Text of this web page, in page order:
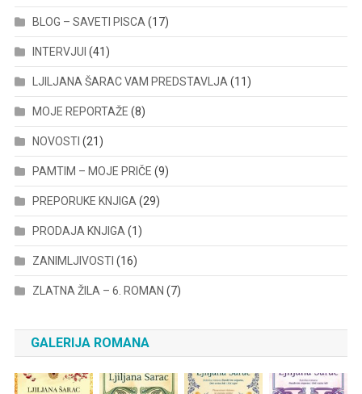
BLOG – SAVETI PISCA (17)
INTERVJUI (41)
LJILJANA ŠARAC VAM PREDSTAVLJA (11)
MOJE REPORTAŽE (8)
NOVOSTI (21)
PAMTIM – MOJE PRIČE (9)
PREPORUKE KNJIGA (29)
PRODAJA KNJIGA (1)
ZANIMLJIVOSTI (16)
ZLATNA ŽILA – 6. ROMAN (7)
GALERIJA ROMANA